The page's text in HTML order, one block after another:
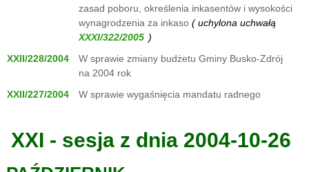
zasad poboru, określenia inkasentów i wysokości
wynagrodzenia za inkaso ( uchylona uchwałą
)
XXII/228/2004
W sprawie zmiany budżetu Gminy Busko-Zdrój
na 2004 rok
XXII/227/2004
W sprawie wygaśnięcia mandatu radnego
XXI - sesja z dnia 2004-10-26